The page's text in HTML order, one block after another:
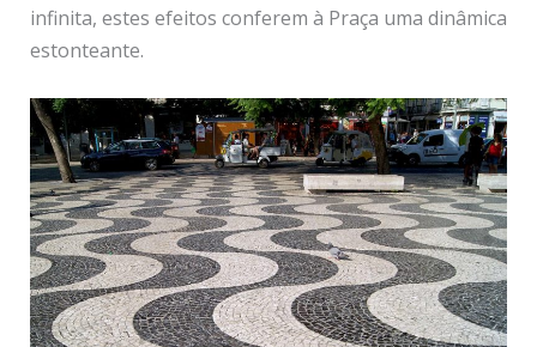
infinita, estes efeitos conferem à Praça uma dinâmica
estonteante.